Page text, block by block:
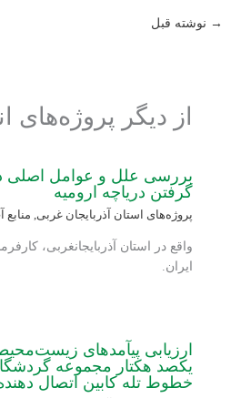
→ نوشته قبل
از دیگر پروژه‌های
بررسی علل و عوامل‏ اصلی
گرفتن دریاچه‏ ارومیه
پروژه‌های استان آذربایجان غربی, منابع
واقع در استان آذربایجانغربی،
ایران.
ارزیابی پی‏آمدهای
خطوط تله‏ کابین اتصال‏ دهنده